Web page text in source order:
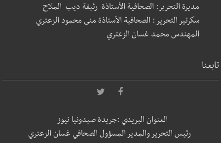
مديرة التحرير: الصحافية الأستاذة رئيفة ديب الملاح
سكرتير التحرير : الصحافية الأستاذة منى محمود الزعتري
المهندس محمد غسان الزعتري
تابعنا
العنوان البريدي :جريدة صيدونيا نيوز
رئيس التحرير والمدير المسؤول الصحافي غسان الزعتري